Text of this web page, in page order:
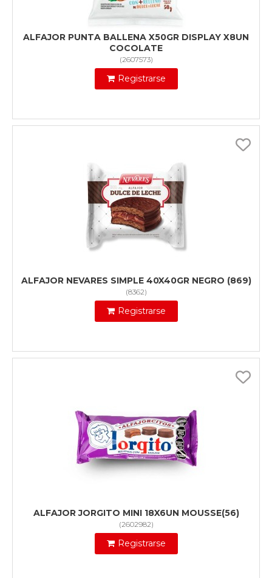
ALFAJOR PUNTA BALLENA X50GR DISPLAY X8UN
COCOLATE
(2607573)
Registrarse
ALFAJOR NEVARES SIMPLE 40X40GR NEGRO (869)
(8362)
Registrarse
ALFAJOR JORGITO MINI 18X6UN MOUSSE(56)
(2602982)
Registrarse